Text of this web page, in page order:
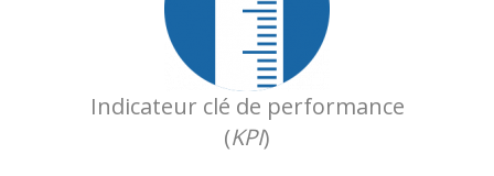
Indicateur clé de performance
(KPI)